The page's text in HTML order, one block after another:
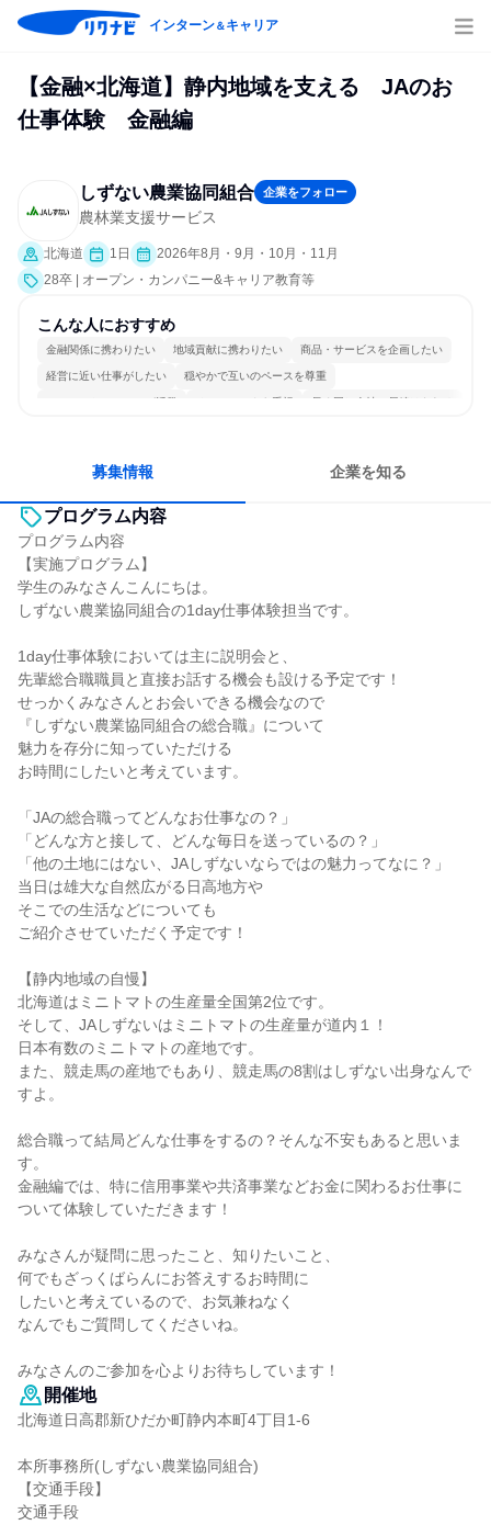
インターン＆キャリア
【金融×北海道】静内地域を支える JAのお
仕事体験 金融編
しずない農業協同組合 企業をフォロー
農林業支援サービス
北海道 1日
2026年8月・9月・10月・11月
28卒 | オープン・カンパニー&キャリア教育等
こんな人におすすめ
金融関係に携わりたい 地域貢献に携わりたい 商品・サービスを企画したい
経営に近い仕事がしたい 穏やかで互いのペースを尊重
コミュニケーションが活発 チームワークを重視 長く同じ会社に居続けられる
募集情報 企業を知る
プログラム内容
プログラム内容
【実施プログラム】
学生のみなさんこんにちは。
しずない農業協同組合の1day仕事体験担当です。
1day仕事体験においては主に説明会と、
先輩総合職職員と直接お話する機会も設ける予定です！
せっかくみなさんとお会いできる機会なので
『しずない農業協同組合の総合職』について
魅力を存分に知っていただける
お時間にしたいと考えています。
「JAの総合職ってどんなお仕事なの？」
「どんな方と接して、どんな毎日を送っているの？」
「他の土地にはない、JAしずないならではの魅力ってなに？」
当日は雄大な自然広がる日高地方や
そこでの生活などについても
ご紹介させていただく予定です！
【静内地域の自慢】
北海道はミニトマトの生産量全国第2位です。
そして、JAしずないはミニトマトの生産量が道内１！
日本有数のミニトマトの産地です。
また、競走馬の産地でもあり、競走馬の8割はしずない出身なんで
すよ。
総合職って結局どんな仕事をするの？そんな不安もあると思いま
す。
金融編では、特に信用事業や共済事業などお金に関わるお仕事に
ついて体験していただきます！
みなさんが疑問に思ったこと、知りたいこと、
何でもざっくばらんにお答えするお時間に
したいと考えているので、お気兼ねなく
なんでもご質問してくださいね。
みなさんのご参加を心よりお待ちしています！
開催地
北海道日高郡新ひだか町静内本町4丁目1-6
本所事務所(しずない農業協同組合)
【交通手段】
交通手段